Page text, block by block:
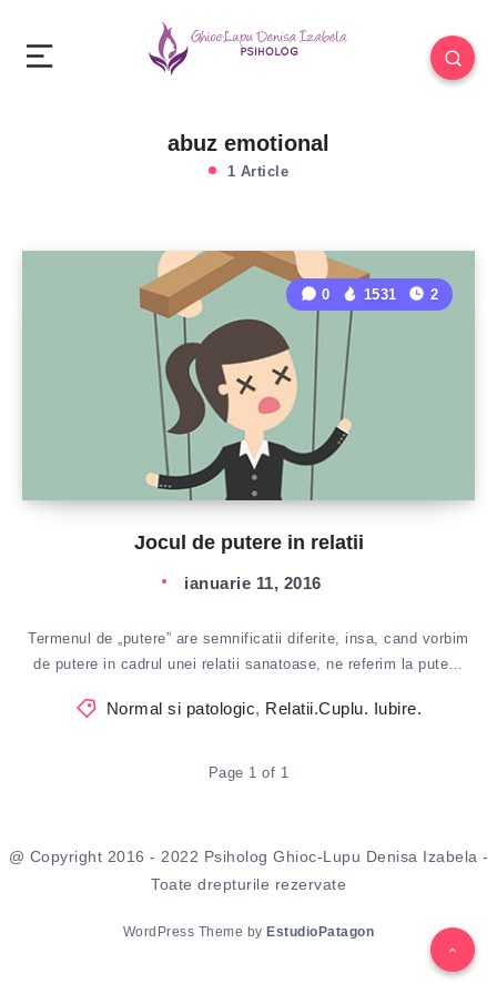
abuz emotional
1 Article
Jocul de putere in relatii
0 1531 2
ianuarie 11, 2016
Termenul de „putere” are semnificatii diferite, insa, cand vorbim
de putere in cadrul unei relatii sanatoase, ne referim la pute…
Normal si patologic, Relatii.Cuplu. Iubire.
Page 1 of 1
@ Copyright 2016 - 2022 Psiholog Ghioc-Lupu Denisa Izabela -
Toate drepturile rezervate
WordPress Theme byEstudioPatagon